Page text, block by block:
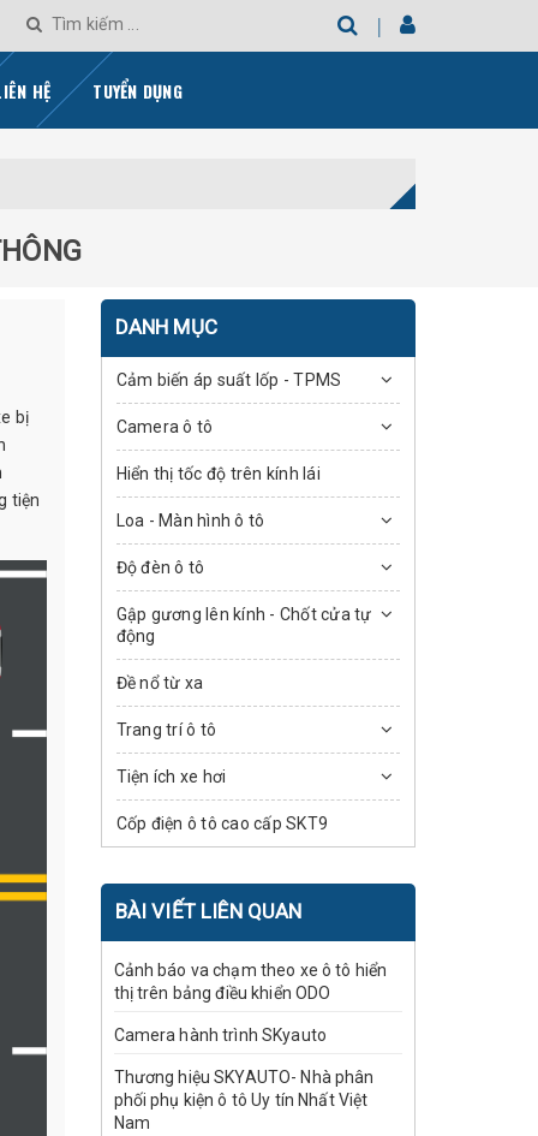
HỆ TUYỂN DỤNG
bị
tiện
DANH MỤC
Cảm biến áp suất lốp - TPMS
Camera ô tô
Hiển thị tốc độ trên kính lái
Loa - Màn hình ô tô
Độ đèn ô tô
Gập gương lên kính - Chốt cửa tự
động
Đề nổ từ xa
Trang trí ô tô
Tiện ích xe hơi
Cốp điện ô tô cao cấp SKT9
BÀI VIẾT LIÊN QUAN
Cảnh báo va chạm theo xe ô tô hiển
thị trên bảng điều khiển ODO
Camera hành trình SKyauto
Thương hiệu SKYAUTO- Nhà phân
phối phụ kiện ô tô Uy tín Nhất Việt
Nam